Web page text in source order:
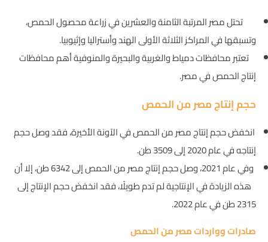
تحتل مصر المرتبة الثامنة والعشرين في زراعة محصول الحمص،
وتسبقها في المراكز الثلاثة الأولى الهند وأستراليا وإثيوبيا.
تعتبر محافظات دمياط والغربية والبحيرة والمنوفية أهم محافظات
إنتاج الحمص في مصر.
حجم إنتاج مصر من الحمص
انخفض حجم إنتاج مصر من الحمص في الآونة الأخيرة، فقد وصل حجم
إنتاجه في عام 2020 إلى 3509 طن.
وفي عام 2021، وصل حجم إنتاج مصر من الحمص إلى 6342 طن، إلا أن
هذه الزيادة في الإنتاجية لم تدم طويلًا، فقد انخفض حجم الإنتاج إلى
2315 طن في عام 2022.
صادرات وواردات مصر من الحمص